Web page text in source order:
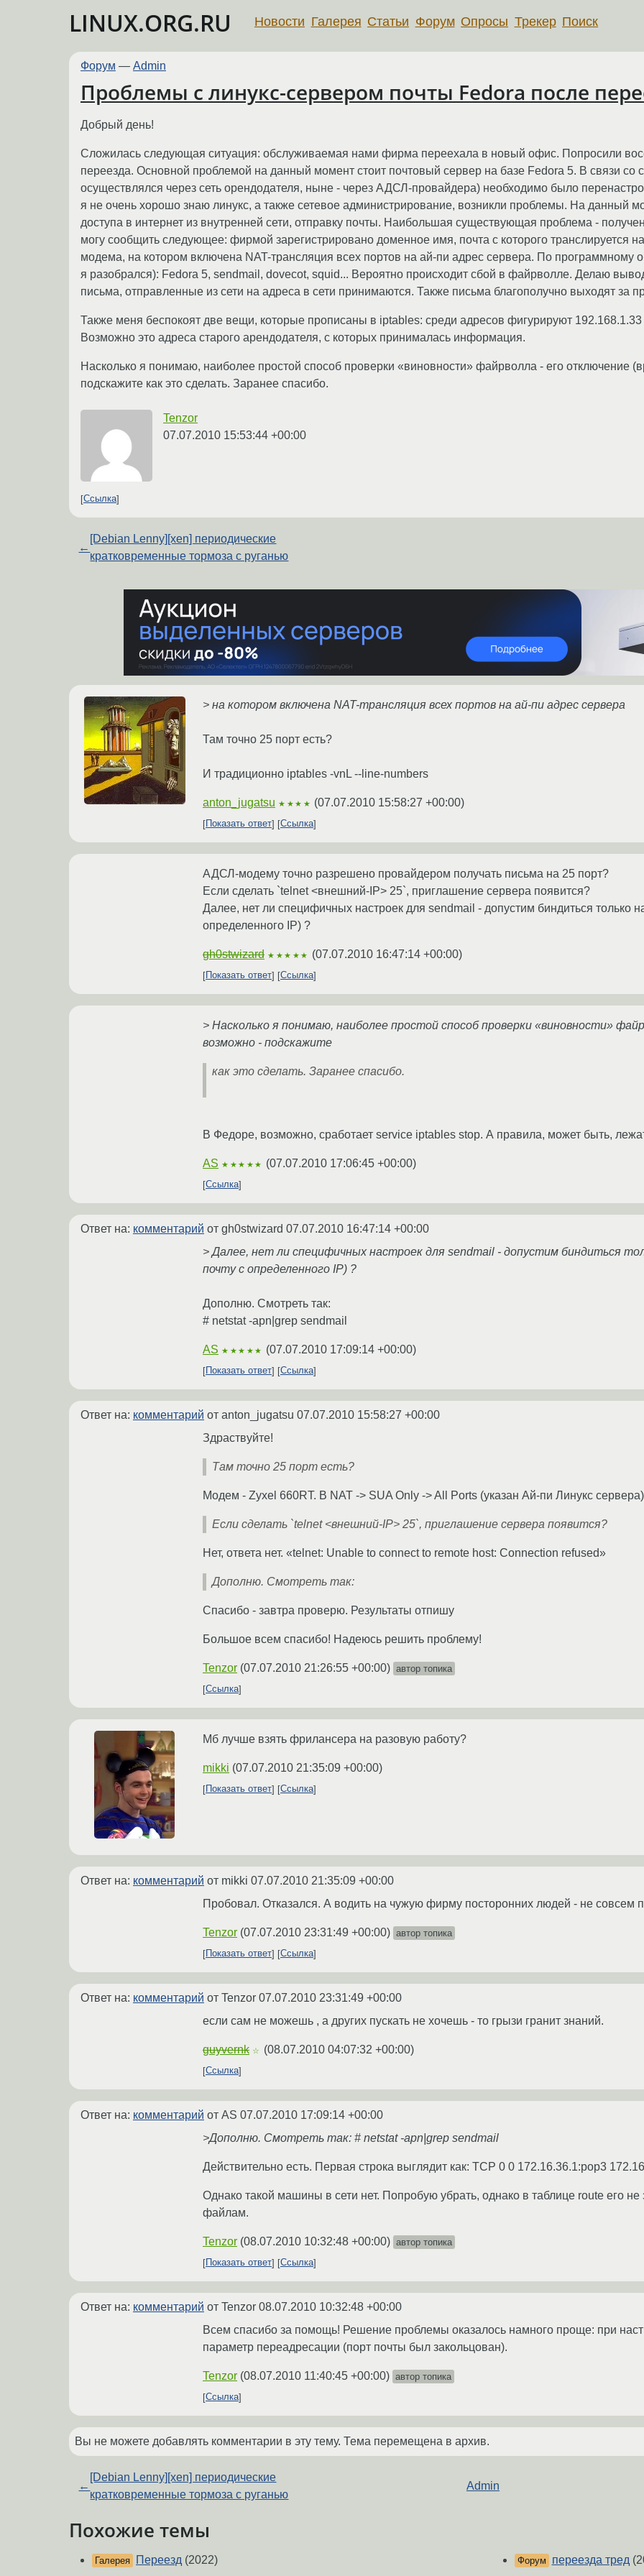
LINUX.ORG.RU Новости Галерея Статьи Форум Опросы Трекер Поиск
Форум — Admin
Проблемы с линукс-сервером почты Fedora после
Добрый день!
Сложилась следующая ситуация: обслуживаемая нами фирма переехала в новый офис. Попросили
переезда. Основной проблемой на данный момент стоит почтовый сервер на базе Fedora 5. В связи со
осуществлялся через сеть орендодателя, ныне - через АДСЛ-провайдера) необходимо было
я не очень хорошо знаю линукс, а также сетевое администрирование, возникли проблемы. На данный
доступа в интернет из внутренней сети, отправку почты. Наибольшая существующая проблема -
могу сообщить следующее: фирмой зарегистрировано доменное имя, почта с которого транслируется
модема, на котором включена NAT-трансляция всех портов на ай-пи адрес сервера. По программному
я разобрался): Fedora 5, sendmail, dovecot, squid... Вероятно происходит сбой в файрволле. Делаю
письма, отправленные из сети на адреса в сети принимаются. Также письма благополучно выходят за
Также меня беспокоят две вещи, которые прописаны в iptables: среди адресов фигурируют 192.168.1.33
Возможно это адреса старого арендодателя, с которых принималась информация.
Насколько я понимаю, наиболее простой способ проверки «виновности» файрволла - его отключение
подскажите как это сделать. Заранее спасибо.
Tenzor
07.07.2010 15:53:44 +00:00
Ссылка
←
[Debian Lenny][xen] периодические
кратковременные тормоза с руганью
> на котором включена NAT-трансляция всех портов на ай-пи адрес сервера
Там точно 25 порт есть?
И традиционно iptables -vnL --line-numbers
anton_jugatsu ★★★★ (07.07.2010 15:58:27 +00:00)
Показать ответ Ссылка
АДСЛ-модему точно разрешено провайдером получать письма на 25 порт?
Если сделать `telnet <внешний-IP> 25`, приглашение сервера появится?
Далее, нет ли специфичных настроек для sendmail - допустим биндиться только
определенного IP) ?
gh0stwizard ★★★★★ (07.07.2010 16:47:14 +00:00)
Показать ответ Ссылка
> Насколько я понимаю, наиболее простой способ проверки «виновности»
возможно - подскажите
как это сделать. Заранее спасибо.
В Федоре, возможно, сработает service iptables stop. А правила, может быть,
AS ★★★★★ (07.07.2010 17:06:45 +00:00)
Ссылка
Ответ на: комментарий от gh0stwizard 07.07.2010 16:47:14 +00:00
> Далее, нет ли специфичных настроек для sendmail - допустим биндиться
почту с определенного IP) ?
Дополню. Смотреть так:
# netstat -apn|grep sendmail
AS ★★★★★ (07.07.2010 17:09:14 +00:00)
Показать ответ Ссылка
Ответ на: комментарий от anton_jugatsu 07.07.2010 15:58:27 +00:00
Здраствуйте!
Там точно 25 порт есть?
Модем - Zyxel 660RT. В NAT -> SUA Only -> All Ports (указан Ай-пи Линукс сервера)
Если сделать `telnet <внешний-IP> 25`, приглашение сервера появится?
Нет, ответа нет. «telnet: Unable to connect to remote host: Connection refused»
Дополню. Смотреть так:
Спасибо - завтра проверю. Результаты отпишу
Большое всем спасибо! Надеюсь решить проблему!
Tenzor (07.07.2010 21:26:55 +00:00) автор топика
Ссылка
Мб лучше взять фрилансера на разовую работу?
mikki (07.07.2010 21:35:09 +00:00)
Показать ответ Ссылка
Ответ на: комментарий от mikki 07.07.2010 21:35:09 +00:00
Пробовал. Отказался. А водить на чужую фирму посторонних людей - не совсем
Tenzor (07.07.2010 23:31:49 +00:00) автор топика
Показать ответ
Ссылка
Ответ на: комментарий от Tenzor 07.07.2010 23:31:49 +00:00
если сам не можешь , а других пускать не хочешь - то грызи гранит знаний.
guyvernk ☆ (08.07.2010 04:07:32 +00:00)
Ссылка
Ответ на: комментарий от AS 07.07.2010 17:09:14 +00:00
>Дополню. Смотреть так: # netstat -apn|grep sendmail
Действительно есть. Первая строка выглядит как: TCP 0 0 172.16.36.1:pop3
Однако такой машины в сети нет. Попробую убрать, однако в таблице route его
файлам.
Tenzor (08.07.2010 10:32:48 +00:00) автор топика
Показать ответ
Ссылка
Ответ на: комментарий от Tenzor 08.07.2010 10:32:48 +00:00
Всем спасибо за помощь! Решение проблемы оказалось намного проще: при
параметр переадресации (порт почты был закольцован).
Tenzor (08.07.2010 11:40:45 +00:00) автор топика
Ссылка
Вы не можете добавлять комментарии в эту тему. Тема перемещена в архив.
←
[Debian Lenny][xen] периодические
кратковременные тормоза с руганью
Admin
Похожие темы
Галерея Переезд (2022) Форум переезда тред